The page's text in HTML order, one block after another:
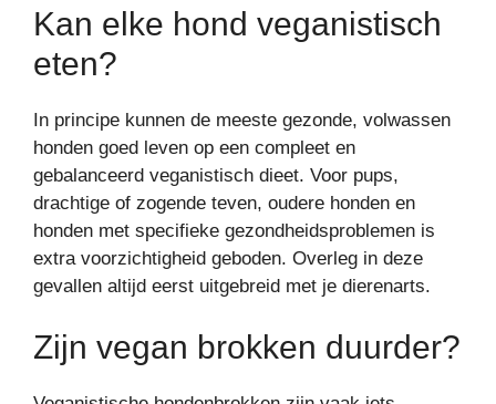
Kan elke hond veganistisch
eten?
In principe kunnen de meeste gezonde, volwassen
honden goed leven op een compleet en
gebalanceerd veganistisch dieet. Voor pups,
drachtige of zogende teven, oudere honden en
honden met specifieke gezondheidsproblemen is
extra voorzichtigheid geboden. Overleg in deze
gevallen altijd eerst uitgebreid met je dierenarts.
Zijn vegan brokken duurder?